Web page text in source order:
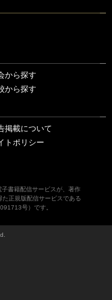
から探す
から探す
掲載について
トポリシー
書籍配信サービスが、著作
正規版配信サービスである
号）です。